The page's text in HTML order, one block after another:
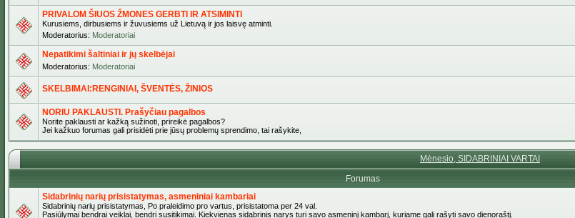
PRIVALOM ŠIUOS ŽMONES GERBTI IR ATSIMINTI
Kurusiems, dirbusiems ir žuvusiems už Lietuvą ir jos laisvę atminti.
Moderatorius: Moderatoriai
Nepatikimi šaltiniai ir jų skelbėjai
Moderatorius: Moderatoriai
SKELBIMAI:RENGINIAI, ŠVENTĖS, ŽINIOS
NORIU PAKLAUSTI. Prašyčiau pagalbos
Norite paklausti ar kažką sužinoti, prireikė pagalbos?
Jei kažkuo forumas gali prisidėti prie jūsų problemų sprendimo, tai rašykite,
Mėnesio, SIDABRINIAI VARTAI
Forumas
Sidabrinių narių prisistatymas, asmeniniai kambariai
Sidabrinių narių prisistatymas, Po praleidimo pro vartus, prisistatoma per 24 val.
Pasiūlymai bendrai veiklai, bendri susitikimai. Kiekvienas sidabrinis narys turi savo asmeninį kambarį, kuriame gali rašyti savo dienoraštį.